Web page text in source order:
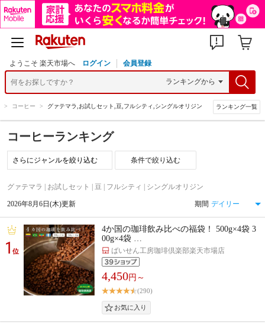
ようこそ 楽天市場へ ログイン 会員登録
> コーヒー > グァテマラ,お試しセット,豆,フルシティ,シングルオリジン ランキング一覧
コーヒーランキング
条件で絞り込む
グァテマラ | お試しセット | 豆 | フルシティ | シングルオリジン
2026年8月6日(木)更新 期間
1位
4か国の珈琲飲み比べの福袋！ 500g×4袋 3
00g×4袋 …
ばいせん工房珈琲倶楽部楽天市場店
4,450円～
(290)